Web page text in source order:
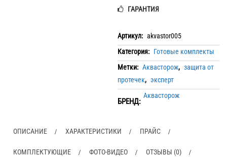
ГАРАНТИЯ
Артикул: akvastor005
Категория: Готовые комплекты
Метки: Аквасторож, защита от
протечек, эксперт
БРЕНД:
Аквасторож
ОПИСАНИЕ ХАРАКТЕРИСТИКИ ПРАЙС
КОМПЛЕКТУЮЩИЕ ФОТО-ВИДЕО ОТЗЫВЫ (0)